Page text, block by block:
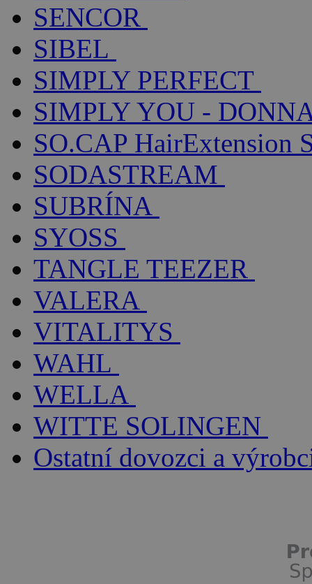
SENCOR
SIBEL
SIMPLY PERFECT
SIMPLY YOU -
SO.CAP HairExtension
SODASTREAM
SUBRÍNA
SYOSS
TANGLE TEEZER
VALERA
VITALITYS
WAHL
WELLA
WITTE SOLINGEN
Ostatní dovozci a